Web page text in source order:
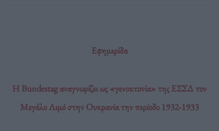
Εφημερίδα
Η Bundestag αναγνωρίζει ως «γενοκτονία» της ΕΣΣΔ τον
Μεγάλο Λιμό στην Ουκρανία την περίοδο 1932-1933